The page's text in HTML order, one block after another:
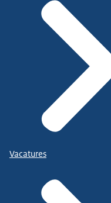
Vacatures